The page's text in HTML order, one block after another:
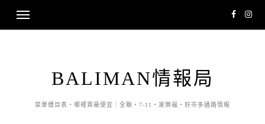
BALIMAN情報局
菜單價目表・哪裡買最便宜｜全聯・7-11・家樂福・好市多通路情報